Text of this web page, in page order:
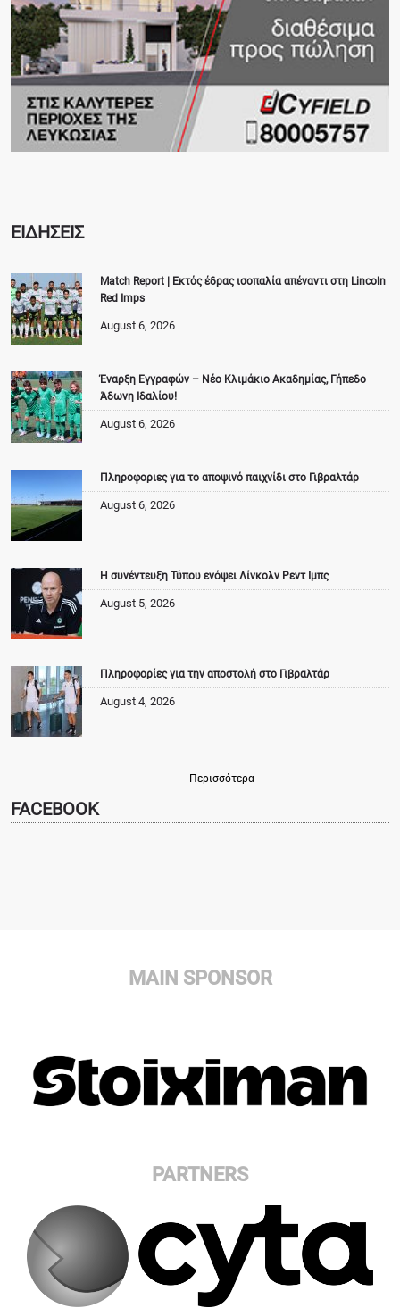
ΕΙΔΗΣΕΙΣ
Match Report | Εκτός έδρας ισοπαλία απέναντι στη Lincoln
Red Imps
August 6, 2026
Έναρξη Εγγραφών – Νέο Κλιμάκιο Ακαδημίας, Γήπεδο
Άδωνη Ιδαλίου!
August 6, 2026
Πληροφοριες για το αποψινό παιχνίδι στο Γιβραλτάρ
August 6, 2026
Η συνέντευξη Τύπου ενόψει Λίνκολν Ρεντ Ιμπς
August 5, 2026
Πληροφορίες για την αποστολή στο Γιβραλτάρ
August 4, 2026
Περισσότερα
FACEBOOK
MAIN SPONSOR
PARTNERS